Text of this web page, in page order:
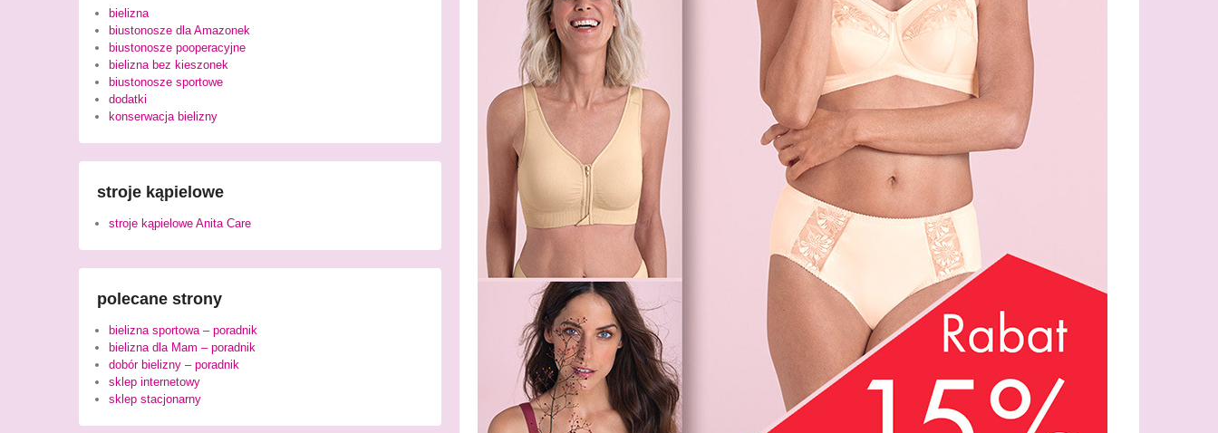
bielizna
biustonosze dla Amazonek
biustonosze pooperacyjne
bielizna bez kieszonek
biustonosze sportowe
dodatki
konserwacja bielizny
stroje kąpielowe
stroje kąpielowe Anita Care
polecane strony
bielizna sportowa – poradnik
bielizna dla Mam – poradnik
dobór bielizny – poradnik
sklep internetowy
sklep stacjonarny